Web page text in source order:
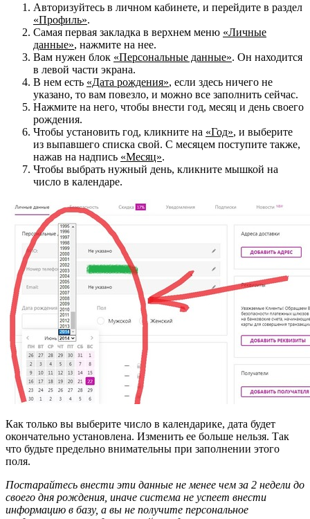
Авторизуйтесь в личном кабинете, и перейдите в раздел
«Профиль».
Самая первая закладка в верхнем меню «Личные
данные», нажмите на нее.
Вам нужен блок «Персональные данные». Он находится
в левой части экрана.
В нем есть «Дата рождения», если здесь ничего не
указано, то вам повезло, и можно все заполнить сейчас.
Нажмите на него, чтобы внести год, месяц и день своего
рождения.
Чтобы установить год, кликните на «Год», и выберите
из выпавшего списка свой. С месяцем поступите также,
нажав на надпись «Месяц».
Чтобы выбрать нужный день, кликните мышкой на
число в календаре.
Как только вы выберите число в календарике, дата будет
окончательно установлена. Изменить ее больше нельзя. Так
что будьте предельно внимательны при заполнении этого
поля.
Постарайтесь внести эти данные не менее чем за 2 недели до
своего дня рождения, иначе система не успеет внести
информацию в базу, а вы не получите персональное